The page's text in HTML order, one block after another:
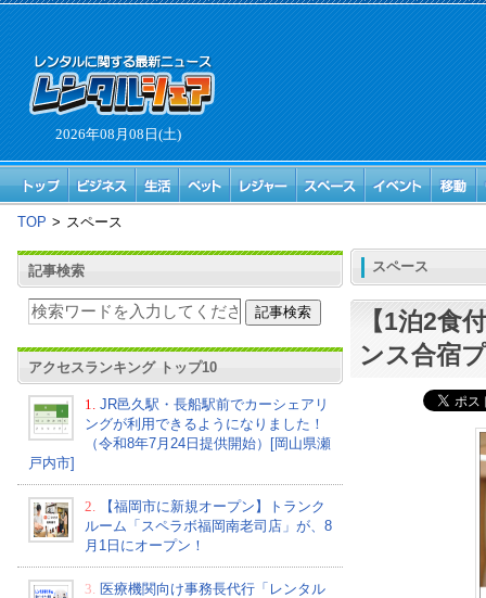
2026年08月08日(土)
TOP > スペース
記事検索
アクセスランキング トップ10
1.
JR邑久駅・長船駅前でカーシェアリ
ングが利用できるようになりました！
（令和8年7月24日提供開始）[岡山県瀬
戸内市]
2.
【福岡市に新規オープン】トランク
ルーム「スペラボ福岡南老司店」が、8
月1日にオープン！
3. 医療機関向け事務長代行「レンタル
スペース
【1泊2食
ンス合宿